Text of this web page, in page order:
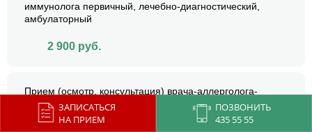
ЗАПИСАТЬСЯ
НА ПРИЕМ
ПОЗВОНИТЬ
435 55 55
иммунолога первичный, лечебно-диагностический,
амбулаторный
2 900 руб.
Прием (осмотр, консультация) врача-аллерголога-
иммунолога повторный, лечебно-диагностический,
амбулаторный